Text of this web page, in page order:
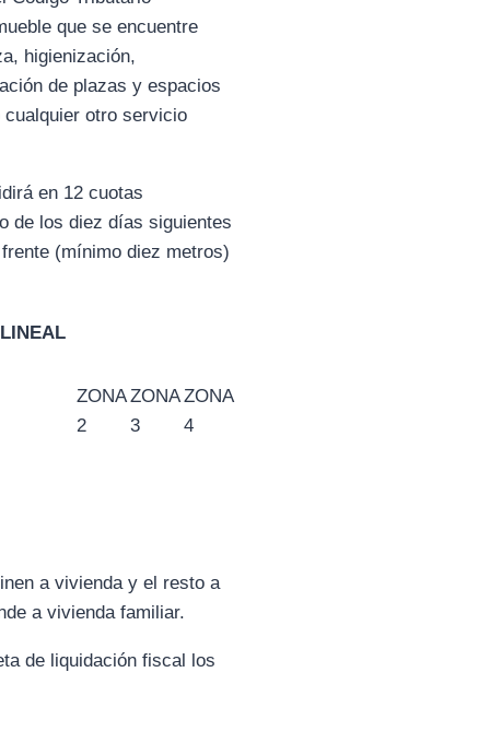
que se encuentre
higienización,
de plazas y espacios
otro servicio
en 12 cuotas
de los diez días siguientes
(mínimo diez metros)
ZONA
2
ZONA
3
ZONA
4
a vivienda y el resto a
a vivienda familiar.
de liquidación fiscal los